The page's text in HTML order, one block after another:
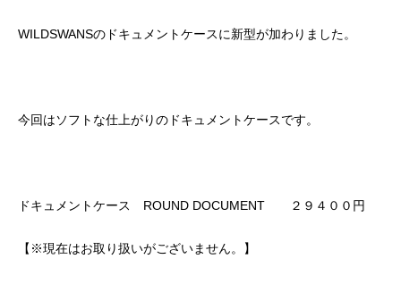
WILDSWANSのドキュメントケースに新型が加わりました。
今回はソフトな仕上がりのドキュメントケースです。
ドキュメントケース ROUND DOCUMENT ２９４００円
【※現在はお取り扱いがございません。】